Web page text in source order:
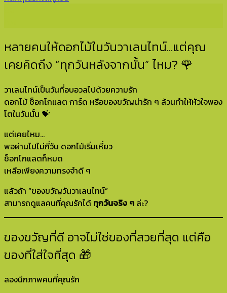
หลายคนให้ดอกไม้ในวันวาเลนไทน์…แต่คุณ
เคยคิดถึง “ทุกวันหลังจากนั้น” ไหม? 🌹
วาเลนไทน์เป็นวันที่อบอวลไปด้วยความรัก
ดอกไม้ ช็อกโกแลต การ์ด หรือของขวัญน่ารัก ๆ ล้วนทำให้หัวใจพอง
โตในวันนั้น 💝
แต่เคยไหม…
พอผ่านไปไม่กี่วัน ดอกไม้เริ่มเหี่ยว
ช็อกโกแลตก็หมด
เหลือเพียงความทรงจำดี ๆ
แล้วถ้า “ของขวัญวันวาเลนไทน์”
สามารถดูแลคนที่คุณรักได้ ทุกวันจริง ๆ ล่ะ?
ของขวัญที่ดี อาจไม่ใช่ของที่สวยที่สุด แต่คือ
ของที่ใส่ใจที่สุด 🎁
ลองนึกภาพคนที่คุณรัก